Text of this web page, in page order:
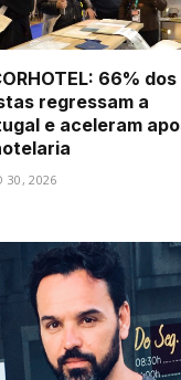
66% dos
regressam a
e aceleram
30, 2026